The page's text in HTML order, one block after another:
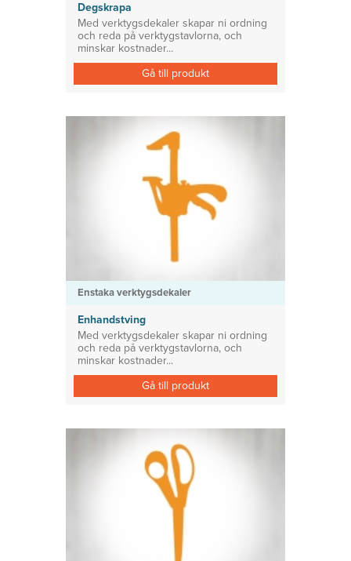
Degskrapa
Med verktygsdekaler skapar ni ordning
och reda på verktygstavlorna, och
minskar kostnader...
Gå till produkt
Enstaka verktygsdekaler
Enhandstving
Med verktygsdekaler skapar ni ordning
och reda på verktygstavlorna, och
minskar kostnader...
Gå till produkt